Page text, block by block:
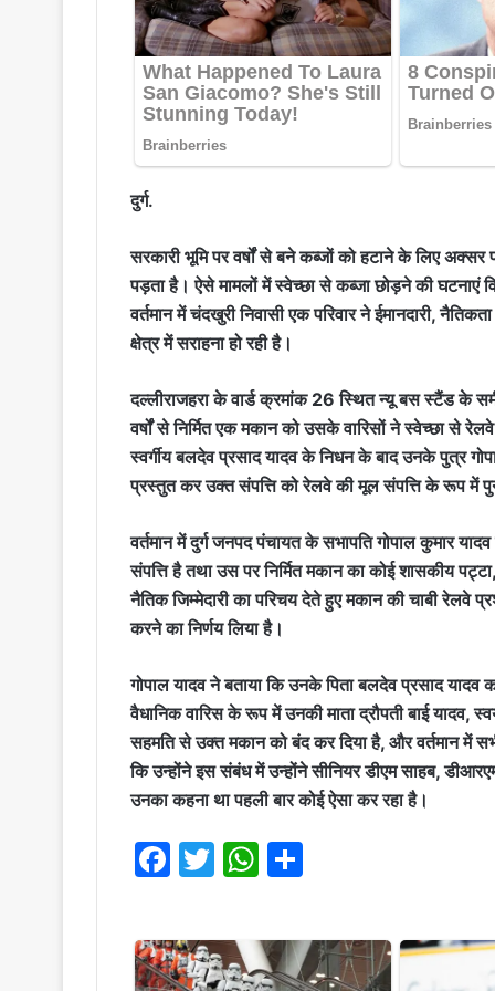
दुर्ग.
सरकारी भूमि पर वर्षों से बने कब्जों को हटाने के लिए
पड़ता है। ऐसे मामलों में स्वेच्छा से कब्जा छोड़ने की घटनाएं
वर्तमान में चंदखुरी निवासी एक परिवार ने ईमानदारी,
क्षेत्र में सराहना हो रही है।
दल्लीराजहरा के वार्ड क्रमांक 26 स्थित न्यू बस स्टैंड के
वर्षों से निर्मित एक मकान को उसके वारिसों ने स्वेच्छा से
स्वर्गीय बलदेव प्रसाद यादव के निधन के बाद उनके पुत्र
प्रस्तुत कर उक्त संपत्ति को रेलवे की मूल संपत्ति के रूप में
वर्तमान में दुर्ग जनपद पंचायत के सभापति गोपाल कुमार
संपत्ति है तथा उस पर निर्मित मकान का कोई शासकीय
नैतिक जिम्मेदारी का परिचय देते हुए मकान की चाबी रेलवे
करने का निर्णय लिया है।
गोपाल यादव ने बताया कि उनके पिता बलदेव प्रसाद
वैधानिक वारिस के रूप में उनकी माता द्रौपती बाई यादव,
सहमति से उक्त मकान को बंद कर दिया है, और वर्तमान में
कि उन्होंने इस संबंध में उन्होंने सीनियर डीएम साहब,
उनका कहना था पहली बार कोई ऐसा कर रहा है।
F
c
e
T
it
te
W
at
s
ar
e